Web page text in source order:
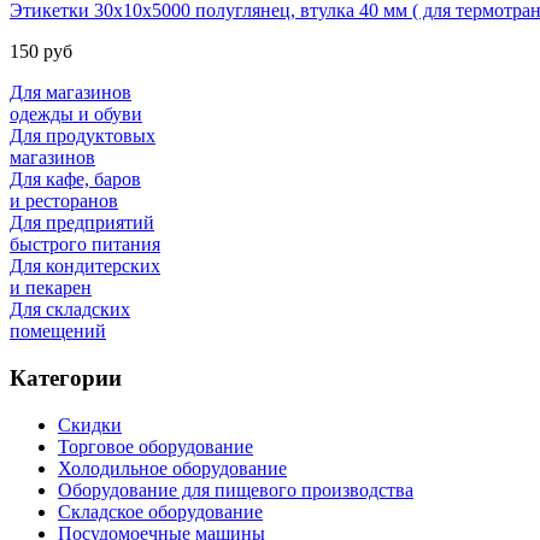
Этикетки 30х10х5000 полуглянец, втулка 40 мм ( для
150 руб
Для магазинов
одежды и обуви
Для продуктовых
магазинов
Для кафе, баров
и ресторанов
Для предприятий
быстрого питания
Для кондитерских
и пекарен
Для складских
помещений
Категории
Скидки
Торговое оборудование
Холодильное оборудование
Оборудование для пищевого производства
Складское оборудование
Посудомоечные машины